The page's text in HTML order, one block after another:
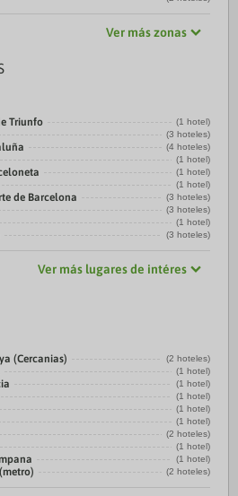
Ver más zonas
Triunfo (1 hotel)
(3 hoteles)
(4 hoteles)
(1 hotel)
(1 hotel)
(1 hotel)
de Barcelona (3 hoteles)
(3 hoteles)
(1 hotel)
(3 hoteles)
Ver más lugares de intéres
(Cercanias) (2 hoteles)
(1 hotel)
(1 hotel)
(1 hotel)
(1 hotel)
(1 hotel)
(2 hoteles)
(1 hotel)
(1 hotel)
(2 hoteles)